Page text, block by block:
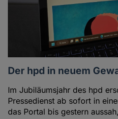
Der hpd in neuem
Im Jubiläumsjahr des hpd
Pressedienst ab sofort in
das Portal bis gestern